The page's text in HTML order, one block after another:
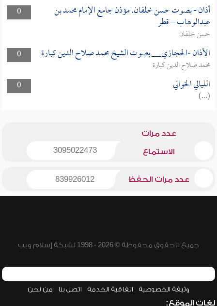
0
أذان - بصوت حسن خلفان. مؤذن جامع الإمام محمد بن
عبدالوهاب – قطر
حسن خلفان
0
الأذان -الحجازي__ بصوت الشيخ محمد صلاح الدين كبارة
محمد صلاح الدين كبارة
0
الليالي الخوالي
(...)
عدد مرات
الاستماع 3095022473
عدد مرات الحفظ 839926012
جميع الحقوق محفوظة © 2026 - 1998 لشبكة إسلام ويب
وثيقة الخصوصية اتفاقية الخدمة اتصل بنا من نحن
لغات الموقع: